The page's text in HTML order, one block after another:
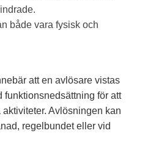
både vara fysisk och
att en avlösare vistas
funktionsnedsättning för att
Avlösningen kan
regelbundet eller vid